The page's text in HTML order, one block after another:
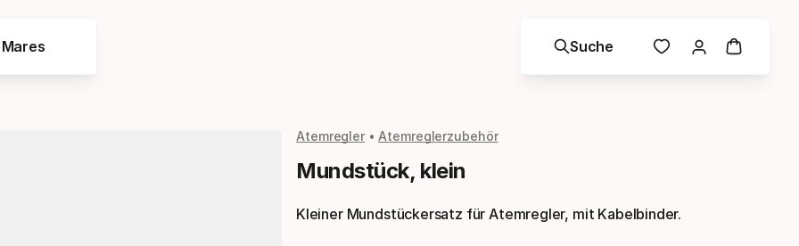
Suche
Atemregler Atemreglerzubehör
Mundstück, klein
Kleiner Mundstückersatz für Atemregler, mit Kabelbinder.